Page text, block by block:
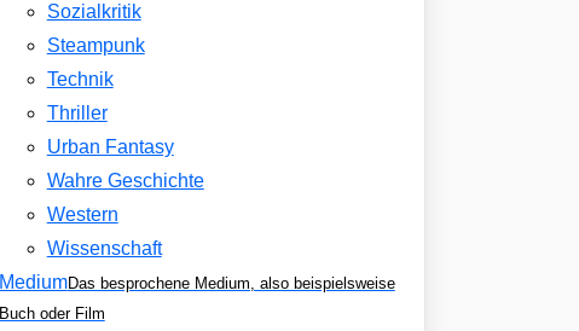
Sozialkritik
Steampunk
Technik
Thriller
Urban Fantasy
Wahre Geschichte
Western
Wissenschaft
MediumDas besprochene Medium, also beispielsweise
Buch oder Film